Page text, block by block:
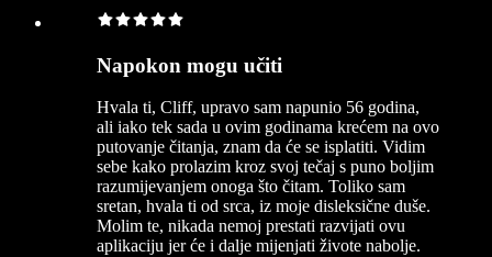
Napokon mogu učiti
Hvala ti, Cliff, upravo sam napunio 56 godina,
ali iako tek sada u ovim godinama krećem na ovo
putovanje čitanja, znam da će se isplatiti. Vidim
sebe kako prolazim kroz svoj tečaj s puno boljim
razumijevanjem onoga što čitam. Toliko sam
sretan, hvala ti od srca, iz moje disleksične duše.
Molim te, nikada nemoj prestati razvijati ovu
aplikaciju jer će i dalje mijenjati živote nabolje.